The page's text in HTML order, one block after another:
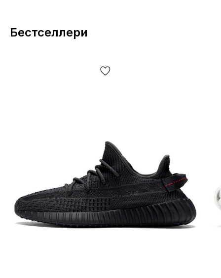
текстиль primeknit. Легкий, дихаючий, плетений
комфортно і щільно «ніби шкарпетка». Таким чином,
ноги не пітніють, а посадка вкрай комфортна.
Головні переваги технології праймніт:
Бестселлери